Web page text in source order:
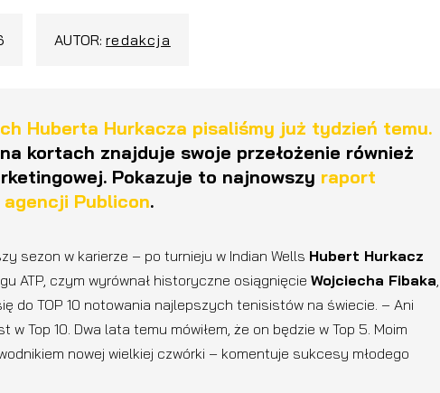
AUTOR:redakcja
Huberta Hurkacza pisaliśmy już tydzień temu.
kortach znajduje swoje przełożenie również
Pokazuje to najnowszy raport
Publicon.
sezon w karierze – po turnieju w Indian Wells Hubert Hurkacz
ATP, czym wyrównał historyczne osiągnięcieWojciecha Fibaka,
do TOP 10 notowania najlepszych tenisistów na świecie. – Ani
Top 10. Dwa lata temu mówiłem, że on będzie w Top 5. Moim
nowej wielkiej czwórki – komentuje sukcesy młodego